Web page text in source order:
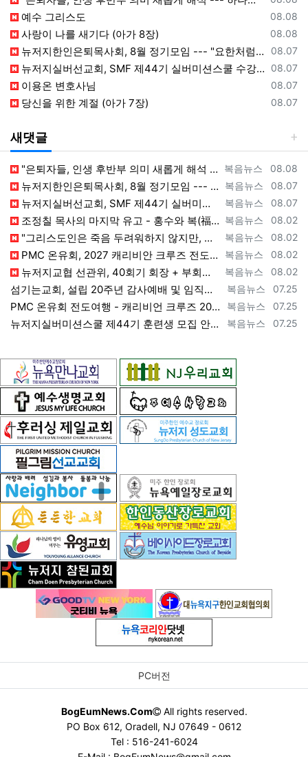
등록일
08.08
예수 그리스도
등록일
08.08
사랑이 나를 새기다 (아가 8장)
등록일
08.07
뉴저지한인은퇴목사회, 8월 정기모임 --- "요한처럼 예수님만 높이며 살자"
등록일
08.07
뉴저지실버선교회, SMF 제44기 실버미션스쿨 수강생 모집
등록일
08.07
이용온 변호사님
등록일
08.07
당신을 위한 계절 (아가 7장)
새댓글
등록자
복음뉴스 등록일
08.08
"은퇴자들, 인생 후반부 의미 새롭게 해석 --- 하나님(복음+선교)길에 나서자" [2026년 8월 8일 토요일 자 뉴욕일보 기사] ==> ht…
등록자
복음뉴스 등록일
08.07
뉴저지한인은퇴목사회, 8월 정기모임 --- "요한처럼 예수님만 높이며 살자" [2026년 8월 7일 금요일 자 뉴욕일보 기사] ==> https…
등록자
복음뉴스 등록일
08.07
뉴저지실버선교회, SMF 제44기 실버미션스쿨 수강생 모집 [2026년 8월 7일 금요일 자 뉴욕일보 기사] ==> https://www.bog…
등록자
복음뉴스 등록일
08.02
조정칠 목사의 마지막 유고 - 홍수와 복(福) 자(字) [2026년 8월 1일 토요일 자 뉴욕일보 기사] ==> https://www.bogeu…
등록자
복음뉴스 등록일
08.02
"그리스도인은 죽음 두려워하지 않지만, 살아 있는 동안 다른 사람의 유익 + 믿음의 진보 위해 살아야" [2026년 7월 31일 금요일 자 뉴욕…
등록자
복음뉴스 등록일
08.02
PMC 온유회, 2027 캐리비안 크루즈 전도여행 참가자 모집 [2026년 7월 31일 금요일 자 뉴욕일보 기사] ==> https://www.…
등록자
복음뉴스 등록일
08.02
뉴저지교협 선관위, 40회기 회장 + 부회장 등록 + 추천 절차 공고 --- 8월 28일 등록 마감, 9월 28일 선거 [2026년 7월 29일…
등록자
복음뉴스 등록일
07.25
섬기는교회, 설립 20주년 감사예배 및 임직식 --- "이제 더 힘차게 창공을 날자" [2026년 7월 25일 토요일 자 뉴욕일보 기사] ==>…
등록자
복음뉴스 등록일
07.25
PMC 온유회 전도여행 - 캐리비언 크루즈 2027 안내 ==> https://www.bogeumnews.com/gnu54/bbs/board.p…
등록자
복음뉴스 등록일
07.25
뉴저지실버미션스쿨 제44기 훈련생 모집 안내 ==> https://www.bogeumnews.com/gnu54/bbs/board.php?bo_t…
PC버전
BogEumNews.Com
All rights reserved.
PO Box 612, Oradell, NJ 07649 - 0612
Tel : 516-241-6024